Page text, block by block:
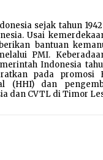
sejak tahun
Usai
bantuan
PMI.
Indonesia
pada promosi
(HHI) dan
dan CVTL di Timor